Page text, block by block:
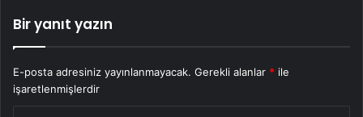
Bir yanıt yazın
E-posta adresiniz yayınlanmayacak. Gerekli alanlar * ile
işaretlenmişlerdir